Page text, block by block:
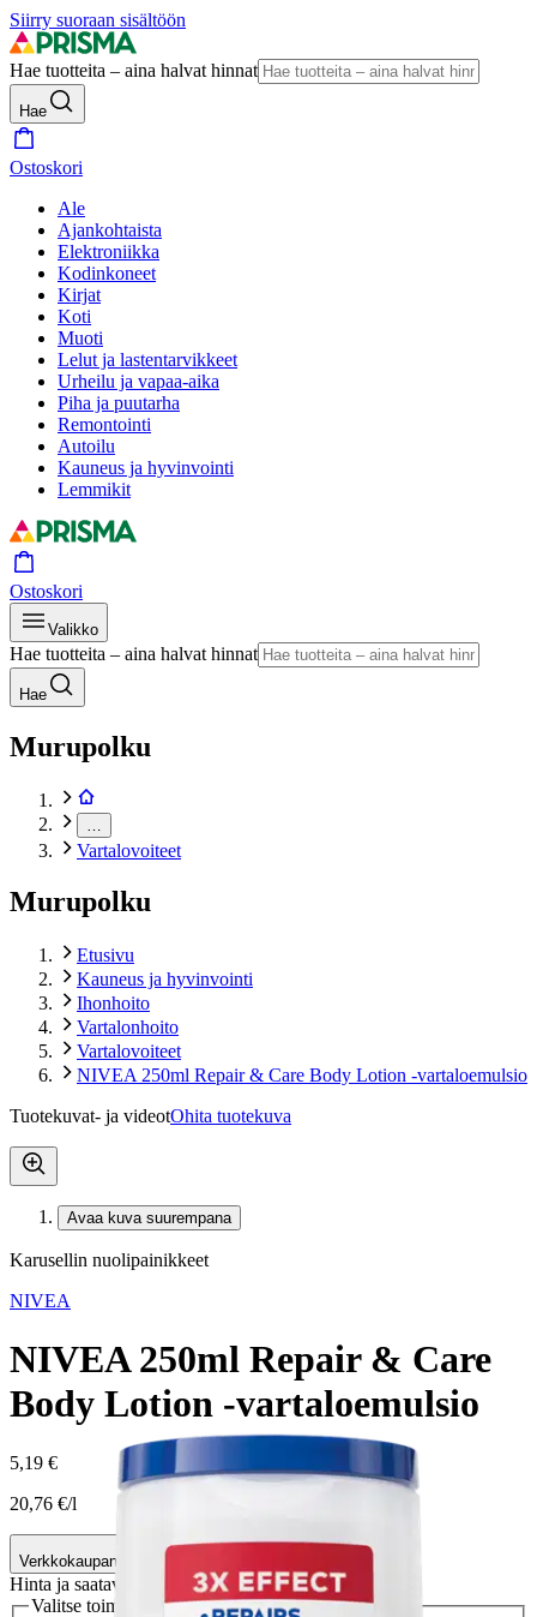
Siirry suoraan sisältöön
Hae tuotteita – aina halvat hinnat
Hae
Ostoskori
Ale
Ajankohtaista
Elektroniikka
Kodinkoneet
Kirjat
Koti
Muoti
Lelut ja lastentarvikkeet
Urheilu ja vapaa-aika
Piha ja puutarha
Remontointi
Autoilu
Kauneus ja hyvinvointi
Lemmikit
Ostoskori
Valikko
Hae tuotteita – aina halvat hinnat
Hae
Murupolku
Vartalovoiteet
Murupolku
Etusivu
Kauneus ja hyvinvointi
Ihonhoito
Vartalonhoito
Vartalovoiteet
NIVEA 250ml Repair & Care Body Lotion -vartaloemulsio
Tuotekuvat- ja videotOhita tuotekuva
Avaa kuva suurempana
Karusellin nuolipainikkeet
NIVEA
NIVEA 250ml Repair & Care
Body Lotion -vartaloemulsio
5,19 €
20,76 €/l
Verkkokaupan hinta
Hinta ja saatavuus voivat vaihdella myymälöittäin
Valitse toimitustapa